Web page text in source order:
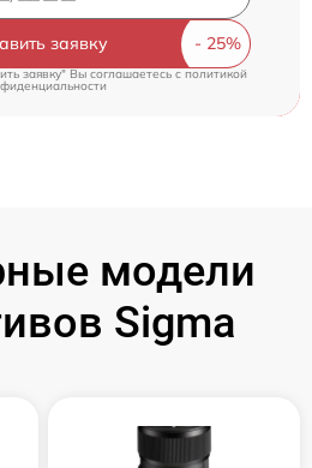
заявку
заявку" Вы соглашаетесь c политикой
модели
Sigma